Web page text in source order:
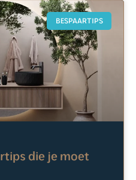
BESPAARTIPS
die je moet